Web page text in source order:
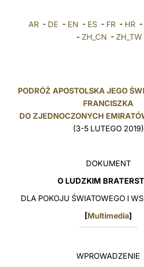
AR- DE - EN - ES- FR- HR-
- ZH_CN - ZH_TW
PODRÓŻ APOSTOLSKA JEGO
FRANCISZKA
DO ZJEDNOCZONYCH
(3-5 LUTEGO 2019)
DOKUMENT
O LUDZKIM
DLA POKOJU ŚWIATOWEGO I
[Multimedia]
WPROWADZENIE